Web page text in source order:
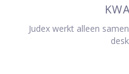
Judex werkt alleen